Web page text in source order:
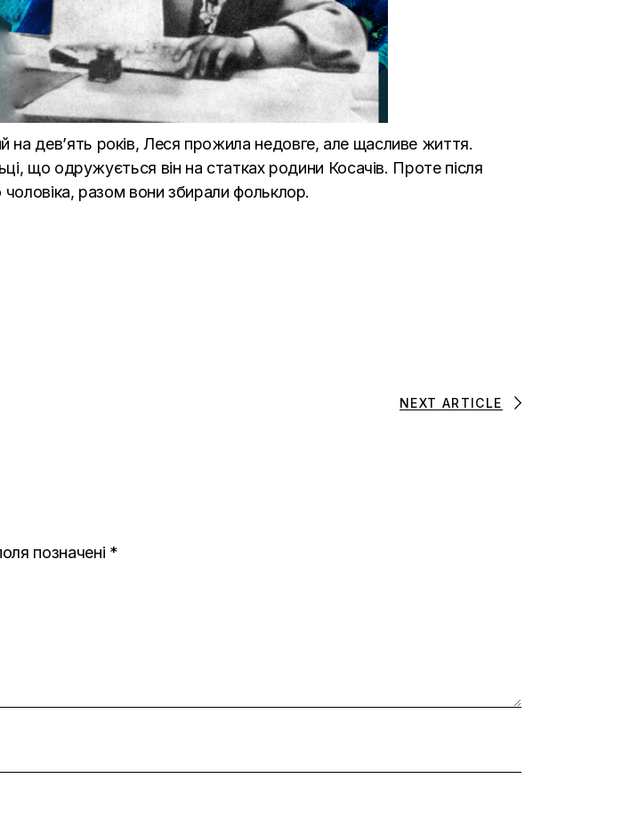
дев’ять років, Леся прожила недовге, але щасливе життя.
що одружується він на статках родини Косачів. Проте після
разом вони збирали фольклор.
NEXT ARTICLE
позначені *